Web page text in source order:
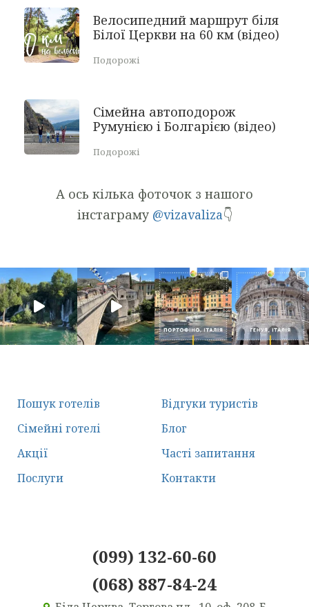
Велосипедний маршрут біля
Білої Церкви на 60 км (відео)
Подорожі
Сімейна автоподорож
Румунією і Болгарією (відео)
Подорожі
А ось кілька фоточок з нашого
інстаграму @vizavaliza👇
Пошук готелів
Сімейні готелі
Акції
Послуги
Відгуки туристів
Блог
Часті запитання
Контакти
(099) 132-60-60
(068) 887-84-24